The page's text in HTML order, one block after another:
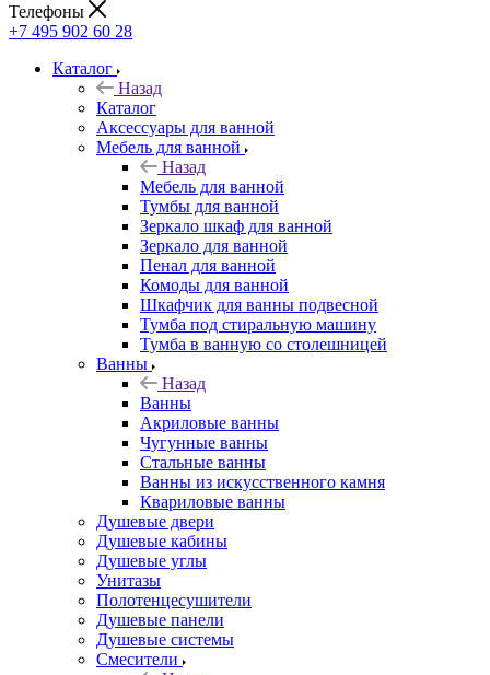
Телефоны
+7 495 902 60 28
Каталог
Назад
Каталог
Аксессуары для ванной
Мебель для ванной
Назад
Мебель для ванной
Тумбы для ванной
Зеркало шкаф для ванной
Зеркало для ванной
Пенал для ванной
Комоды для ванной
Шкафчик для ванны подвесной
Тумба под стиральную машину
Тумба в ванную со столешницей
Ванны
Назад
Ванны
Акриловые ванны
Чугунные ванны
Стальные ванны
Ванны из искусственного камня
Квариловые ванны
Душевые двери
Душевые кабины
Душевые углы
Унитазы
Полотенцесушители
Душевые панели
Душевые системы
Смесители